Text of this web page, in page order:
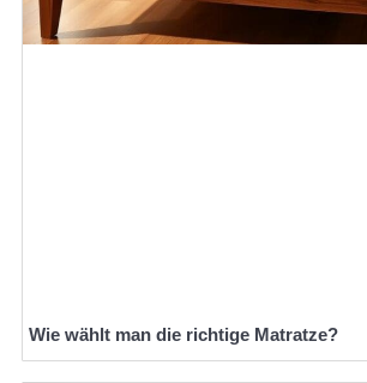
Wie wählt man die richtige Matratze?